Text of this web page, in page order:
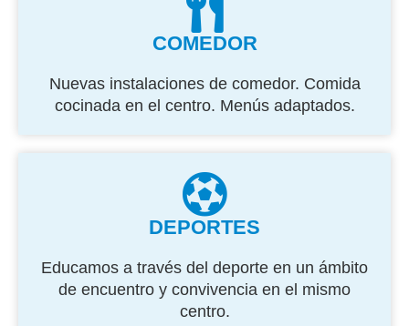
COMEDOR
Nuevas instalaciones de comedor. Comida
cocinada en el centro. Menús adaptados.
DEPORTES
Educamos a través del deporte en un ámbito
de encuentro y convivencia en el mismo
centro.